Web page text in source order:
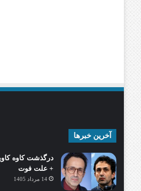
آخرین خبرها
درگذشت کاوه
+ علت فوت
14 مرداد 1405